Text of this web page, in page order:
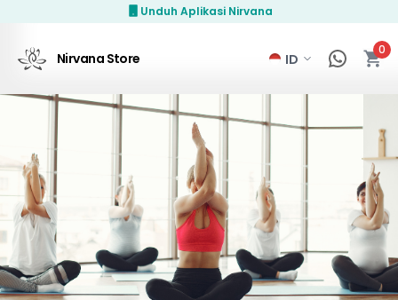
Unduh Aplikasi Nirvana
Nirvana Store 0